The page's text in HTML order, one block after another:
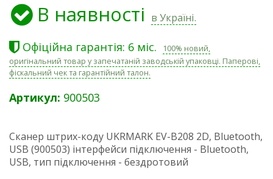
В наявності в Україні.
Офіційна гарантія: 6 міс.
100% новий,
оригінальний товар у запечатаній заводській упаковці. Паперові,
фіскальний чек та гарантійний талон.
Артикул: 900503
Сканер штрих-коду UKRMARK EV-B208 2D, Bluetooth,
USB (900503) інтерфейси підключення - Bluetooth,
USB, тип підключення - бездротовий